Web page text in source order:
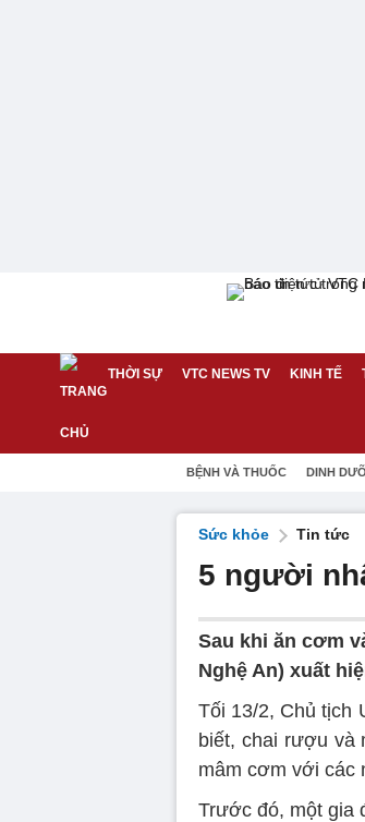
THỜI SỰ VTC NEWS TV KINH TẾ
BỆNH VÀ THUỐC DINH
Sức khỏe Tin tức
5 người
Sau khi ăn cơm
Nghệ An) xuất
Tối 13/2, Chủ tịch
biết, chai rượu và
mâm cơm với các
Trước đó, một gia